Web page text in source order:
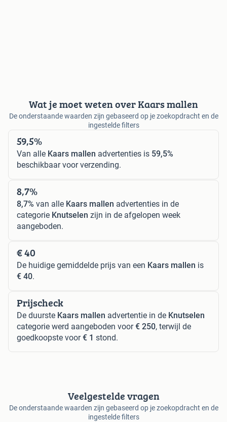
Wat je moet weten over Kaars mallen
De onderstaande waarden zijn gebaseerd op je zoekopdracht en de
ingestelde filters
59,5%
Van alle Kaars mallen advertenties is 59,5%
beschikbaar voor verzending.
8,7%
8,7% van alle Kaars mallen advertenties in de
categorie Knutselen zijn in de afgelopen week
aangeboden.
€ 40
De huidige gemiddelde prijs van een Kaars mallen is
€ 40.
Prijscheck
De duurste Kaars mallen advertentie in de Knutselen
categorie werd aangeboden voor€ 250, terwijl de
goedkoopste voor€ 1 stond.
Veelgestelde vragen
De onderstaande waarden zijn gebaseerd op je zoekopdracht en de
ingestelde filters